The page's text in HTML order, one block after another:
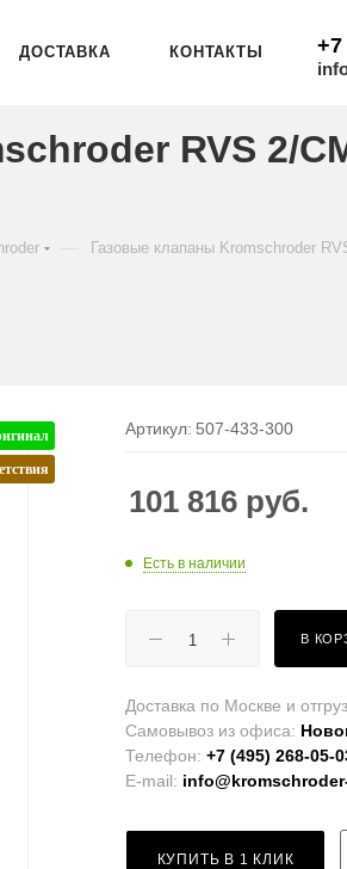
ДОСТАВКА КОНТАКТЫ +7
RVS 2/
Газовые клапаны Kromschroder
Артикул: 507-433-300
101 816 руб.
Есть в наличии
В
Доставка по Москве и
Самовывоз из офиса:
Телефон:+7 (495) 268-05-
E-mail:
КУПИТЬ В 1 КЛИК